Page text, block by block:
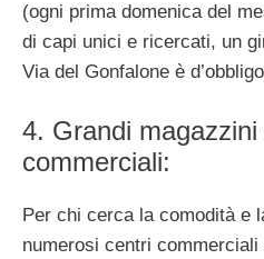
(ogni prima domenica del
di capi unici e ricercati, un
Via del Gonfalone è
4. Grandi
commerciali:
Per chi cerca la comodità e
numerosi centri